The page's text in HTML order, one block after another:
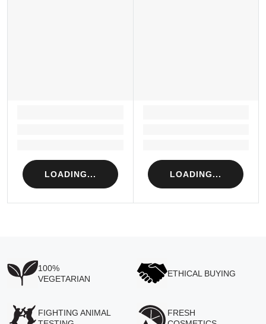
LOADING... LOADING...
100%
VEGETARIAN
ETHICAL BUYING
FIGHTING ANIMAL
FRESH